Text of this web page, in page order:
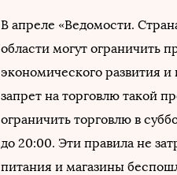
В апреле «Ведомости.
области могут ограничить
экономического развития
запрет на торговлю такой
ограничить торговлю в
до 20:00. Эти правила не
питания и магазины